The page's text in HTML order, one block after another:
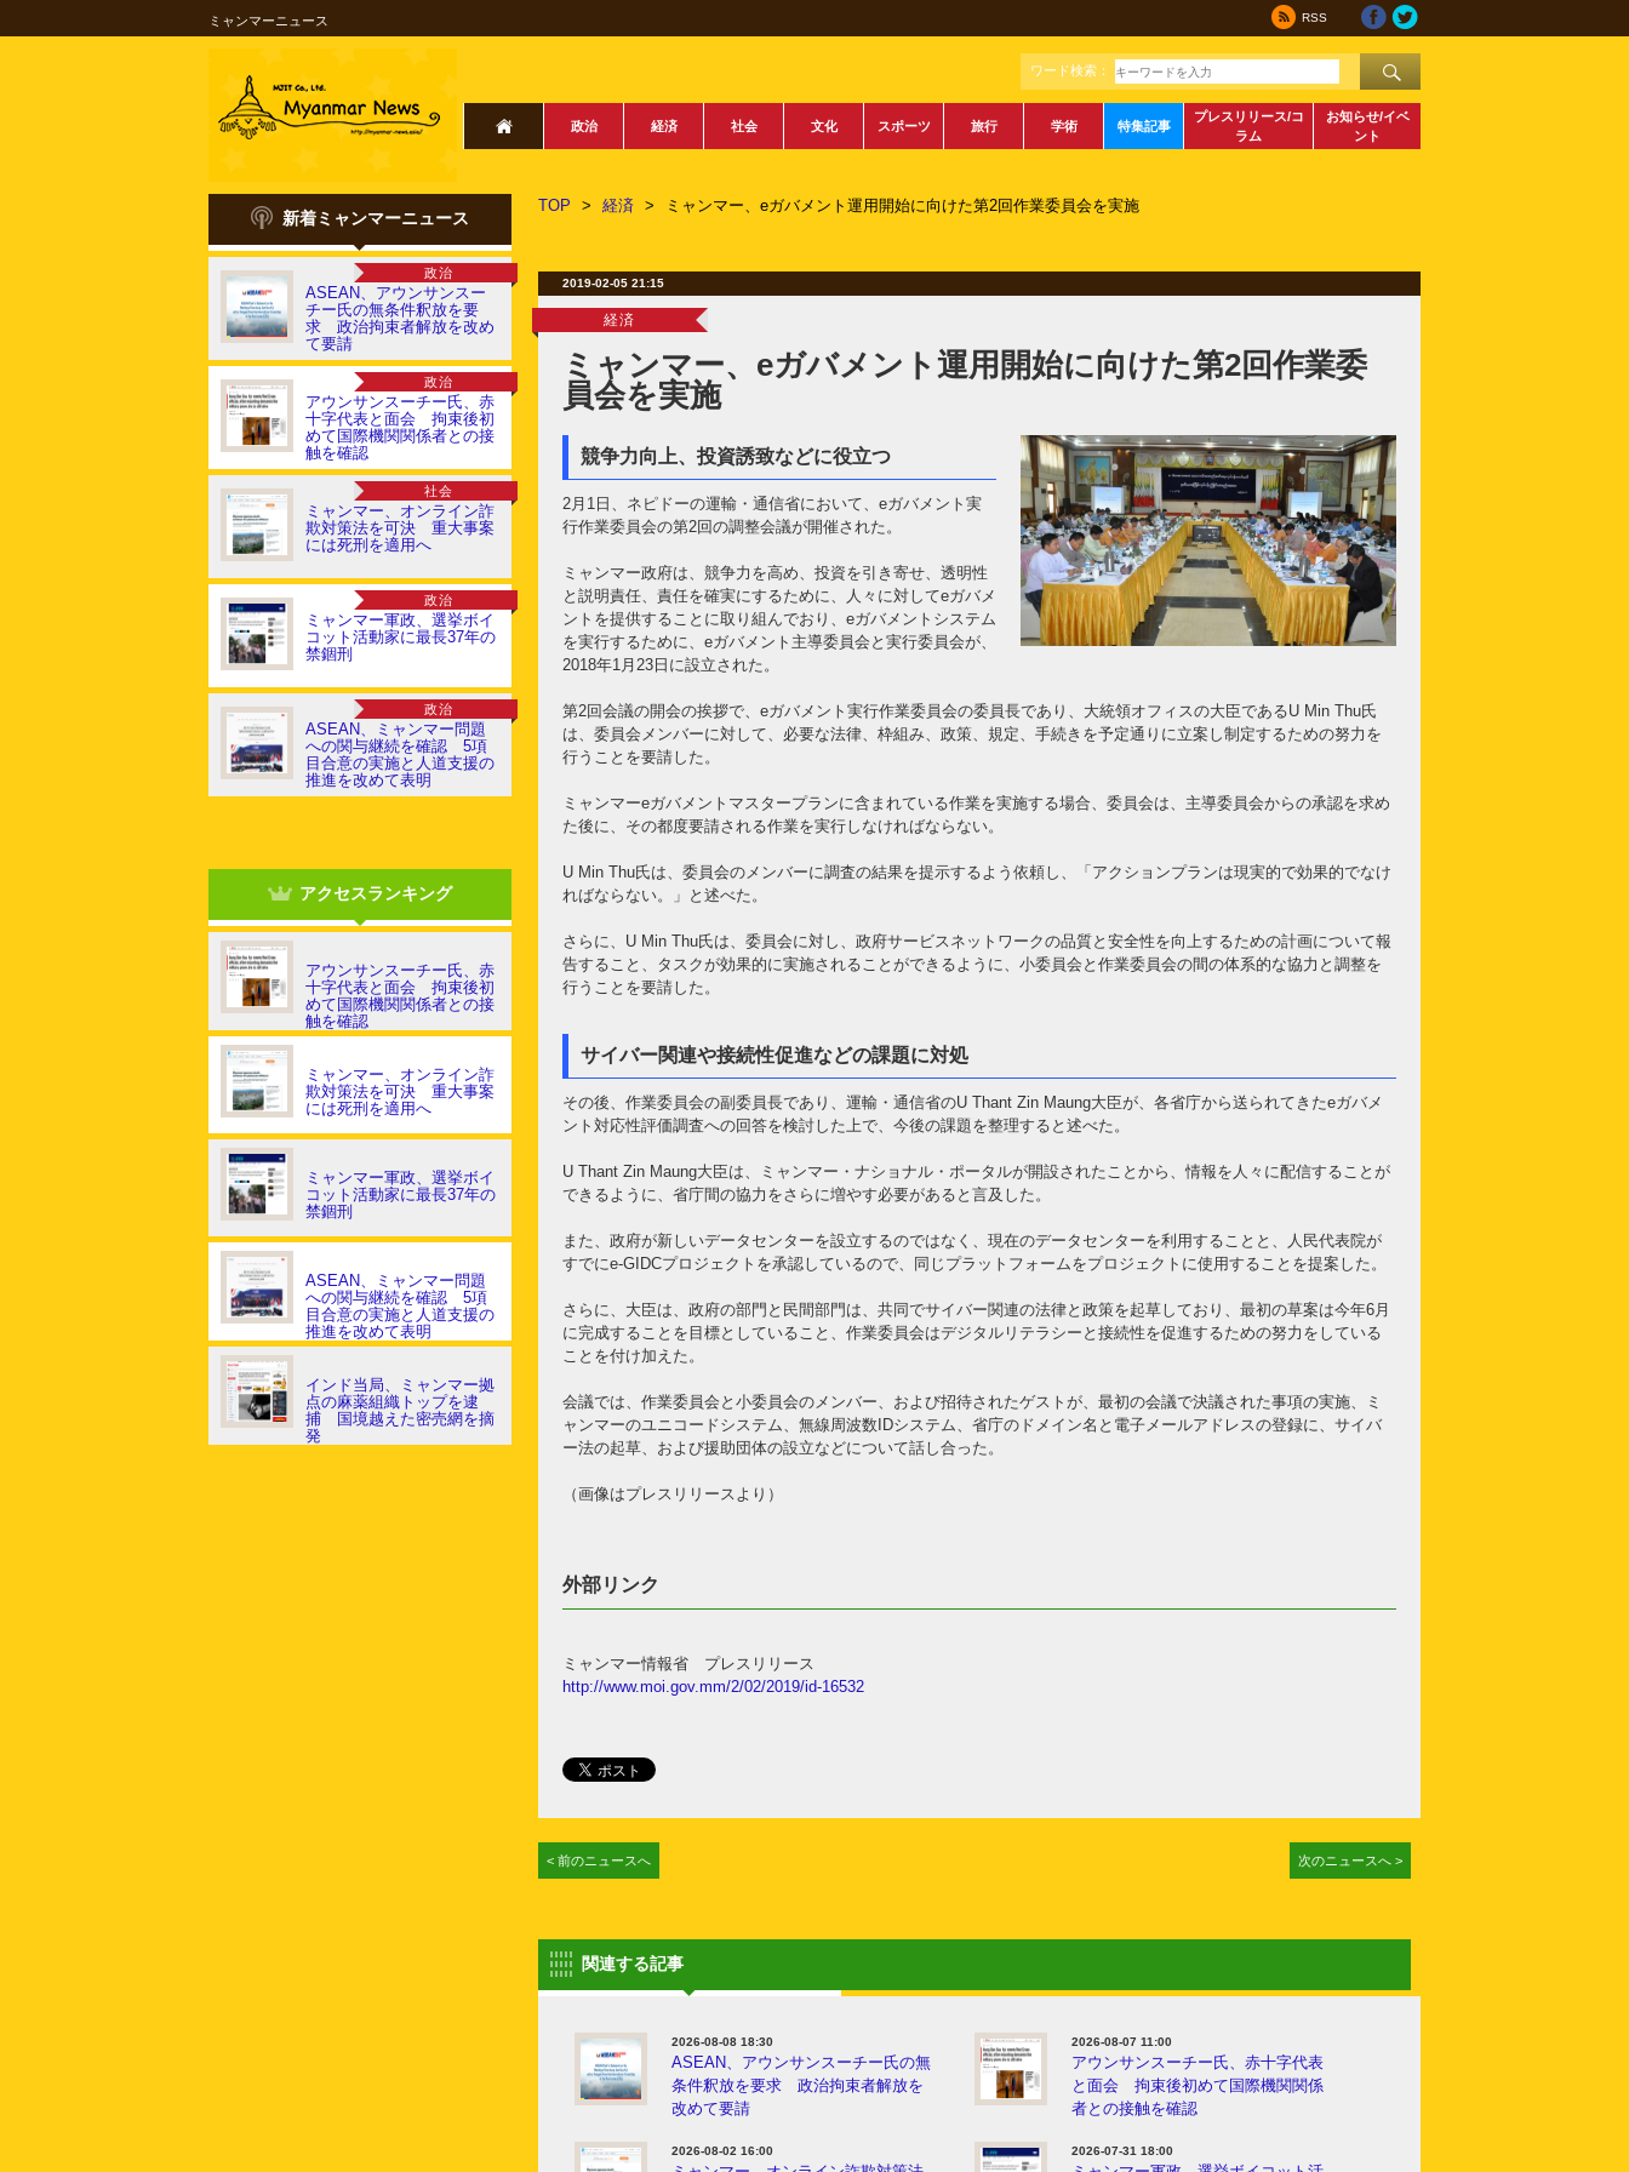
ミャンマーニュース RSS
ワード検索：
政治 経済 社会 文化 スポーツ 旅行 学術 特集記事
プレスリリース/コ
ラム
お知らせ/イベ
ント
新着ミャンマーニュース
政治
ASEAN、アウンサンスー
チー氏の無条件釈放を要
求 政治拘束者解放を改め
て要請
政治
アウンサンスーチー氏、赤
十字代表と面会 拘束後初
めて国際機関関係者との接
触を確認
社会
ミャンマー、オンライン詐
欺対策法を可決 重大事案
には死刑を適用へ
政治
ミャンマー軍政、選挙ボイ
コット活動家に最長37年の
禁錮刑
政治
ASEAN、ミャンマー問題
への関与継続を確認 5項
目合意の実施と人道支援の
推進を改めて表明
アクセスランキング
アウンサンスーチー氏、赤
十字代表と面会 拘束後初
めて国際機関関係者との接
触を確認
ミャンマー、オンライン詐
欺対策法を可決 重大事案
には死刑を適用へ
ミャンマー軍政、選挙ボイ
コット活動家に最長37年の
禁錮刑
ASEAN、ミャンマー問題
への関与継続を確認 5項
目合意の実施と人道支援の
推進を改めて表明
インド当局、ミャンマー拠
点の麻薬組織トップを逮
捕 国境越えた密売網を摘
発
TOP > 経済 > ミャンマー、eガバメント運用開始に向けた第2回作業委員会を実施
2019-02-05 21:15
経済
ミャンマー、eガバメント運用開始に向けた第2回作業委
員会を実施
競争力向上、投資誘致などに役立つ
2月1日、ネピドーの運輸・通信省において、eガバメント実
行作業委員会の第2回の調整会議が開催された。
ミャンマー政府は、競争力を高め、投資を引き寄せ、透明性
と説明責任、責任を確実にするために、人々に対してeガバメ
ントを提供することに取り組んでおり、eガバメントシステム
を実行するために、eガバメント主導委員会と実行委員会が、
2018年1月23日に設立された。
第2回会議の開会の挨拶で、eガバメント実行作業委員会の委員長であり、大統領オフィスの大臣であるU Min Thu氏
は、委員会メンバーに対して、必要な法律、枠組み、政策、規定、手続きを予定通りに立案し制定するための努力を
行うことを要請した。
ミャンマーeガバメントマスタープランに含まれている作業を実施する場合、委員会は、主導委員会からの承認を求め
た後に、その都度要請される作業を実行しなければならない。
U Min Thu氏は、委員会のメンバーに調査の結果を提示するよう依頼し、「アクションプランは現実的で効果的でなけ
ればならない。」と述べた。
さらに、U Min Thu氏は、委員会に対し、政府サービスネットワークの品質と安全性を向上するための計画について報
告すること、タスクが効果的に実施されることができるように、小委員会と作業委員会の間の体系的な協力と調整を
行うことを要請した。
サイバー関連や接続性促進などの課題に対処
その後、作業委員会の副委員長であり、運輸・通信省のU Thant Zin Maung大臣が、各省庁から送られてきたeガバメ
ント対応性評価調査への回答を検討した上で、今後の課題を整理すると述べた。
U Thant Zin Maung大臣は、ミャンマー・ナショナル・ポータルが開設されたことから、情報を人々に配信することが
できるように、省庁間の協力をさらに増やす必要があると言及した。
また、政府が新しいデータセンターを設立するのではなく、現在のデータセンターを利用することと、人民代表院が
すでにe-GIDCプロジェクトを承認しているので、同じプラットフォームをプロジェクトに使用することを提案した。
さらに、大臣は、政府の部門と民間部門は、共同でサイバー関連の法律と政策を起草しており、最初の草案は今年6月
に完成することを目標としていること、作業委員会はデジタルリテラシーと接続性を促進するための努力をしている
ことを付け加えた。
会議では、作業委員会と小委員会のメンバー、および招待されたゲストが、最初の会議で決議された事項の実施、ミ
ャンマーのユニコードシステム、無線周波数IDシステム、省庁のドメイン名と電子メールアドレスの登録に、サイバ
ー法の起草、および援助団体の設立などについて話し合った。
（画像はプレスリリースより）
外部リンク
ミャンマー情報省 プレスリリース
http://www.moi.gov.mm/2/02/2019/id-16532
< 前のニュースへ 次のニュースへ >
関連する記事
2026-08-08 18:30
ASEAN、アウンサンスーチー氏の無
条件釈放を要求 政治拘束者解放を
改めて要請
2026-08-07 11:00
アウンサンスーチー氏、赤十字代表
と面会 拘束後初めて国際機関関係
者との接触を確認
2026-08-02 16:00 2026-07-31 18:00